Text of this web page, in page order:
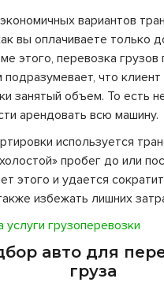
вариантов
вы оплачиваете только
этого, перевозка грузов
подразумевает, что
занятый объем. То есть
арендовать всю машину.
используется
пробег до или
этого и удается
избежать лишних
услуги грузоперевозки
авто для
груза